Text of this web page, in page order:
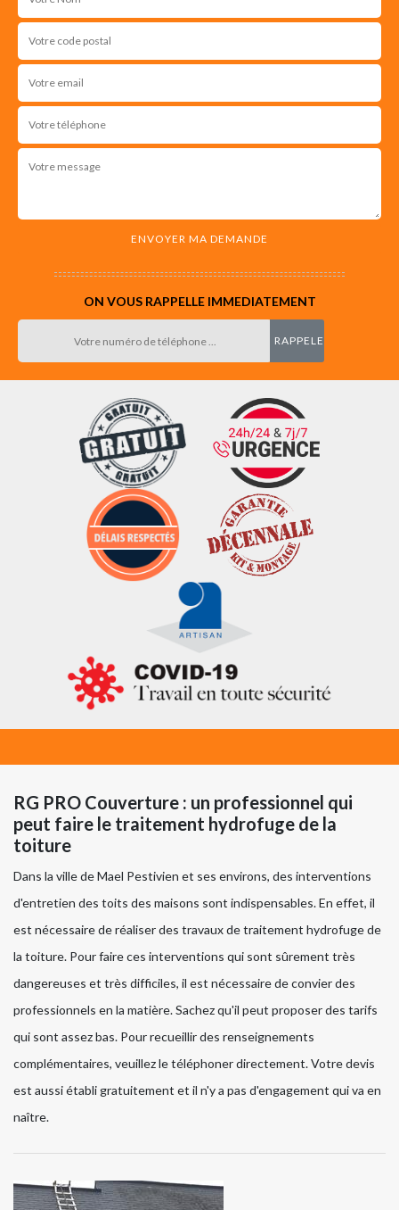
ON VOUS RAPPELLE IMMEDIATEMENT
RG PRO Couverture : un professionnel qui
peut faire le traitement hydrofuge de la
toiture
Dans la ville de Mael Pestivien et ses environs, des interventions
d'entretien des toits des maisons sont indispensables. En effet, il
est nécessaire de réaliser des travaux de traitement hydrofuge de
la toiture. Pour faire ces interventions qui sont sûrement très
dangereuses et très difficiles, il est nécessaire de convier des
professionnels en la matière. Sachez qu'il peut proposer des tarifs
qui sont assez bas. Pour recueillir des renseignements
complémentaires, veuillez le téléphoner directement. Votre devis
est aussi établi gratuitement et il n'y a pas d'engagement qui va en
naître.